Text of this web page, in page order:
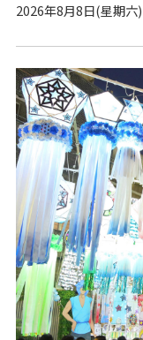
2026年8月8日(星期六